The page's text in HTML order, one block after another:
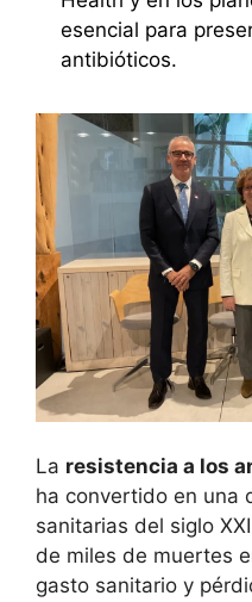
esencial para
antibióticos.
La resistencia a los
ha convertido en una
sanitarias del siglo
de miles de muertes
gasto sanitario y